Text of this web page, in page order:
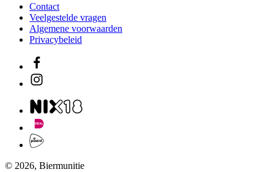
Contact
Veelgestelde vragen
Algemene voorwaarden
Privacybeleid
© 2026, Biermunitie